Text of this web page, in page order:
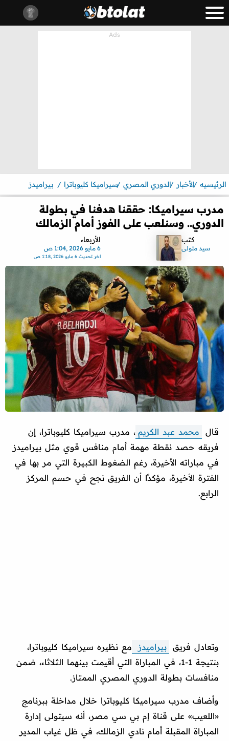
الرئيسيه الأخبار الدوري المصري سيراميكا كليوباترا بيراميدز
مدرب سيراميكا: حققنا هدفنا في بطولة
الدوري.. وسنلعب على الفوز أمام الزمالك
كتب
سيد متولى
الأربعاء
6 مايو 2026 ,1:04 ص
اخر تحديث6 مايو 2026 ,1:18 ص
قال محمد عبد الكريم ، مدرب سيراميكا كليوباترا، إن
فريقه حصد نقطة مهمة أمام منافس قوي مثل بيراميدز
في مباراته الأخيرة، رغم الضغوط الكبيرة التي مر بها في
الفترة الأخيرة، مؤكدًا أن الفريق نجح في حسم المركز
الرابع.
وتعادل فريق بيراميدز
مع نظيره سيراميكا كليوباترا،
بنتيجة 1-1، في المباراة التي أقيمت بينهما الثلاثاء، ضمن
منافسات بطولة الدوري المصري الممتاز.
وأضاف مدرب سيراميكا كليوباترا خلال مداخلة ببرنامج
«اللعيب» على قناة إم بي سي مصر، أنه سيتولى إدارة
المباراة المقبلة أمام نادي الزمالك، في ظل غياب المدير